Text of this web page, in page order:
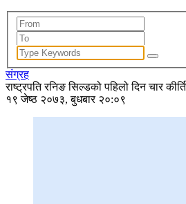
संग्रह
राष्ट्रपति रनिङ सिल्डको पहिलो दिन चार
१९ जेष्ठ २०७३, बुधबार २०:०९